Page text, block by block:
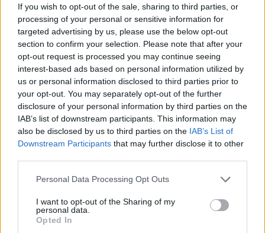
If you wish to opt-out of the sale, sharing to third parties, or
processing of your personal or sensitive information for
targeted advertising by us, please use the below opt-out
section to confirm your selection. Please note that after your
opt-out request is processed you may continue seeing
interest-based ads based on personal information utilized by
us or personal information disclosed to third parties prior to
your opt-out. You may separately opt-out of the further
disclosure of your personal information by third parties on the
IAB’s list of downstream participants. This information may
also be disclosed by us to third parties on the IAB’s List of
Downstream Participants that may further disclose it to other
Please note that this website/app uses one or more Google
not limited to your visit or usage behaviour. You may click to
grant or deny consent to Google and its third-party tags to
use your data for below specified purposes in below Google
Personal Data Processing Opt Outs
I want to opt-out of the Sharing of my
personal data.
Opted In
AUTORE
Valentina Mariani